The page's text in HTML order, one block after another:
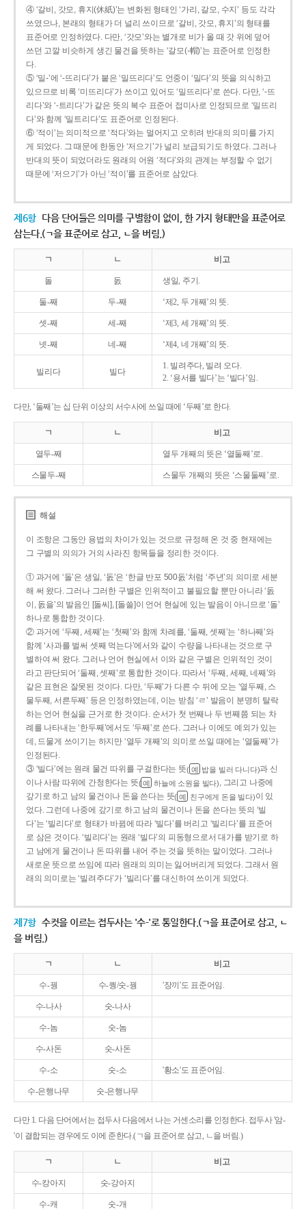
④ ‘갈비, 갓모, 휴지(休紙)’는 변화된 형태인 ‘가리, 갈모, 수지’ 등도 각각
쓰였으나, 본래의 형태가 더 널리 쓰이므로 ‘갈비, 갓모, 휴지’의 형태를
표준어로 인정하였다. 다만, ‘갓모’와는 별개로 비가 올 때 갓 위에 덮어
쓰던 고깔 비슷하게 생긴 물건을 뜻하는 ‘갈모(-帽)’는 표준어로 인정한
다.
⑤ ‘밀-’에 ‘-뜨리다’가 붙은 ‘밀뜨리다’도 언중이 ‘밀다’의 뜻을 의식하고
있으므로 비록 ‘미뜨리다’가 쓰이고 있어도 ‘밀뜨리다’로 쓴다. 다만, ‘-뜨
리다’와 ‘-트리다’가 같은 뜻의 복수 표준어 접미사로 인정되므로 ‘밀뜨리
다’와 함께 ‘밀트리다’도 표준어로 인정된다.
⑥ ‘적이’는 의미적으로 ‘적다’와는 멀어지고 오히려 반대의 의미를 가지
게 되었다. 그 때문에 한동안 ‘저으기’가 널리 보급되기도 하였다. 그러나
반대의 뜻이 되었더라도 원래의 어원 ‘적다’와의 관계는 부정할 수 없기
때문에 ‘저으기’가 아닌 ‘적이’를 표준어로 삼았다.
제6항 다음 단어들은 의미를 구별함이 없이, 한 가지 형태만을 표준어로
삼는다.(ㄱ을 표준어로 삼고, ㄴ을 버림.)
ㄱ ㄴ 비고
돌 돐 생일, 주기.
둘-째 두-째 ‘제2, 두 개째’의 뜻.
셋-째 세-째 ‘제3, 세 개째’의 뜻.
넷-째 네-째 ‘제4, 네 개째’의 뜻.
빌리다 빌다
1. 빌려주다, 빌려 오다.
2. ‘용서를 빌다’는 ‘빌다’임.
다만, ‘둘째’는 십 단위 이상의 서수사에 쓰일 때에 ‘두째’로 한다.
ㄱ ㄴ 비고
열두-째 열두 개째의 뜻은 ‘열둘째’로.
스물두-째 스물두 개째의 뜻은 ‘스물둘째’로.
해설
이 조항은 그동안 용법의 차이가 있는 것으로 규정해 온 것 중 현재에는
그 구별의 의의가 거의 사라진 항목들을 정리한 것이다.
① 과거에 ‘돌’은 생일, ‘돐’은 ‘한글 반포 500돐’처럼 ‘주년’의 의미로 세분
해 써 왔다. 그러나 그러한 구별은 인위적이고 불필요할 뿐만 아니라 ‘돐
이, 돐을’의 발음인 [돌씨], [돌쓸]이 언어 현실에 있는 발음이 아니므로 ‘돌’
하나로 통합한 것이다.
② 과거에 ‘두째, 세째’는 ‘첫째’와 함께 차례를, ‘둘째, 셋째’는 ‘하나째’와
함께 ‘사과를 벌써 셋째 먹는다’에서와 같이 수량을 나타내는 것으로 구
별하여 써 왔다. 그러나 언어 현실에서 이와 같은 구별은 인위적인 것이
라고 판단되어 ‘둘째, 셋째’로 통합한 것이다. 따라서 ‘두째, 세째, 네째’와
같은 표현은 잘못된 것이다. 다만, ‘두째’가 다른 수 뒤에 오는 ‘열두째, 스
물두째, 서른두째’ 등은 인정하였는데, 이는 받침 ‘ㄹ’ 발음이 분명히 탈락
하는 언어 현실을 근거로 한 것이다. 순서가 첫 번째나 두 번째쯤 되는 차
례를 나타내는 ‘한두째’에서도 ‘두째’로 쓴다. 그러나 이에도 예외가 있는
데, 드물게 쓰이기는 하지만 ‘열두 개째’의 의미로 쓰일 때에는 ‘열둘째’가
인정된다.
③ ‘빌다’에는 원래 물건 따위를 구걸한다는 뜻( 예 밥을 빌러 다니다)과 신
이나 사람 따위에 간청한다는 뜻( 예 하늘에 소원을 빌다), 그리고 나중에
갚기로 하고 남의 물건이나 돈을 쓴다는 뜻( 예 친구에게 돈을 빌다)이 있
었다. 그런데 나중에 갚기로 하고 남의 물건이나 돈을 쓴다는 뜻의 ‘빌
다’는 ‘빌리다’로 형태가 바뀜에 따라 ‘빌다’를 버리고 ‘빌리다’를 표준어
로 삼은 것이다. ‘빌리다’는 원래 ‘빌다’의 피동형으로서 대가를 받기로 하
고 남에게 물건이나 돈 따위를 내어 주는 것을 뜻하는 말이었다. 그러나
새로운 뜻으로 쓰임에 따라 원래의 의미는 잃어버리게 되었다. 그래서 원
래의 의미로는 ‘빌려주다’가 ‘빌리다’를 대신하여 쓰이게 되었다.
제7항 수컷을 이르는 접두사는 '수-'로 통일한다.(ㄱ을 표준어로 삼고, ㄴ
을 버림.)
ㄱ ㄴ 비고
수-꿩 수-퀑/숫-꿩 '장끼'도 표준어임.
수-나사 숫-나사
수-놈 숫-놈
수-사돈 숫-사돈
수-소 숫-소 '황소'도 표준어임.
수-은행나무 숫-은행나무
다만 1. 다음 단어에서는 접두사 다음에서 나는 거센소리를 인정한다. 접두사 '암-
'이 결합되는 경우에도 이에 준한다.(ㄱ을 표준어로 삼고, ㄴ을 버림.)
ㄱ ㄴ 비고
수-캉아지 숫-강아지
수-캐 숫-개